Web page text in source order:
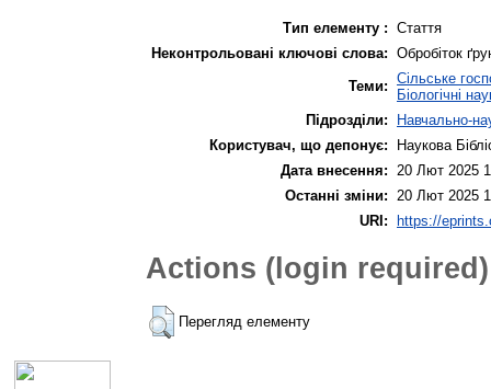
Тип елементу : Стаття
Неконтрольовані ключові слова: Обробіток
Теми: Сільське
Біологічні
Підрозділи:
Навчально-
Користувач, що депонує:
Наукова
Дата внесення:
20 Лют 2025
Останні зміни:
20 Лют 2025
URI: https://
Actions (login required)
Перегляд елементу